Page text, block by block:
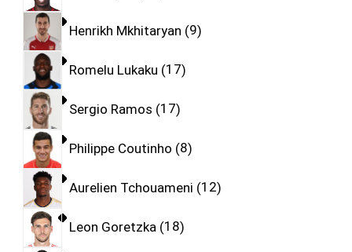
Henrikh Mkhitaryan 9
Romelu Lukaku 17
Sergio Ramos 17
Philippe Coutinho 8
Aurelien Tchouameni 12
Leon Goretzka 18